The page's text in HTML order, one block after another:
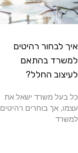
איך לבחור רהיטים
למשרד בהתאם
לעיצוב החלל?
כל בעל משרד ישאל את
עצמו, אך בוחרים רהיטים
למשרד